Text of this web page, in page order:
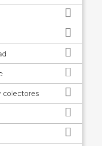




colectores 

